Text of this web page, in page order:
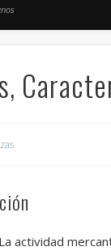
La actividad